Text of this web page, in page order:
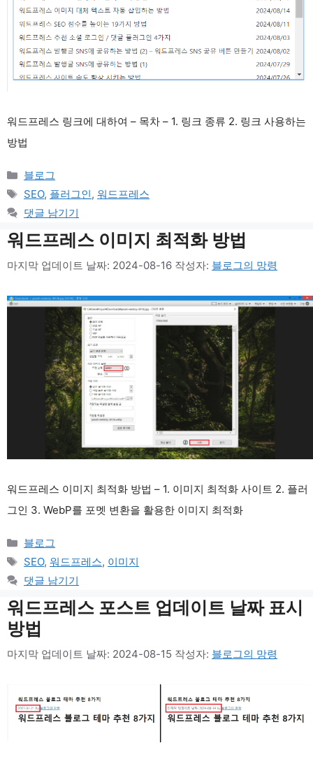
워드프레스 링크에 대하여 – 목차 – 1. 링크 종류 2. 링크 사용하는
방법
카
테
고
리
블로그
태
그
SEO, 플러그인, 워드프레스
댓글 남기기
워드프레스 이미지 최적화 방법
마지막 업데이트 날짜: 2024-08-16 작성자: 블로그의 망령
워드프레스 이미지 최적화 방법 – 1. 이미지 최적화 사이트 2. 플러
그인 3. WebP를 포멧 변환을 활용한 이미지 최적화
카
테
고
리
블로그
태
그
SEO, 워드프레스, 이미지
댓글 남기기
워드프레스 포스트 업데이트 날짜 표시
방법
마지막 업데이트 날짜: 2024-08-15 작성자: 블로그의 망령